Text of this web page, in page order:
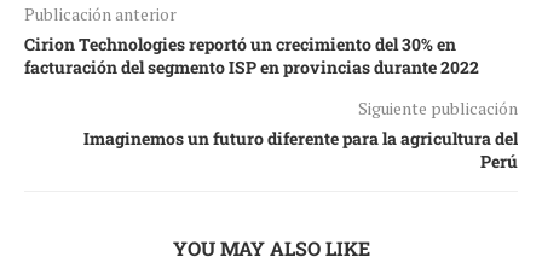
Publicación anterior
Cirion Technologies reportó un crecimiento del 30% en
facturación del segmento ISP en provincias durante 2022
Siguiente publicación
Imaginemos un futuro diferente para la agricultura del
Perú
YOU MAY ALSO LIKE